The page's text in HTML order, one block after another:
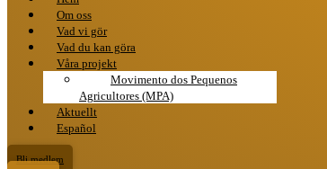
Om oss
Vad vi gör
Vad du kan göra
Våra projekt
Movimento dos Pequenos
Agricultores (MPA)
Aktuellt
Español
Bli medlem